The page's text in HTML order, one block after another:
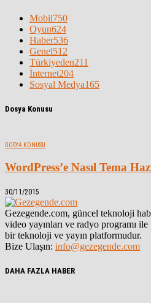
Mobil750
Oyun624
Haber536
Genel512
Türkiyeden211
İnternet204
Sosyal Medya165
Dosya Konusu
DOSYA KONUSU
WordPress’e Nasıl Tema
30/11/2015
Gezegende.com, güncel teknoloji
video yayınları ve radyo programı
bir teknoloji ve yayın platformudur.
Bize Ulaşın: info@gezegende.com
DAHA FAZLA HABER